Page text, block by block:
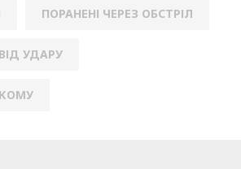
ПОРАНЕНІ ЧЕРЕЗ ОБСТРІЛ
УДАРУ